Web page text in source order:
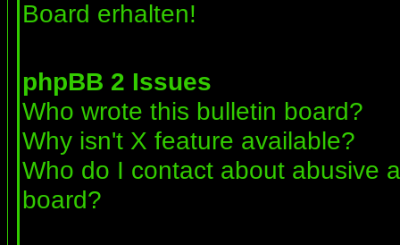
Board erhalten!
phpBB 2 Issues
Who wrote this bulletin board?
Why isn't X feature available?
Who do I contact about abusive
board?